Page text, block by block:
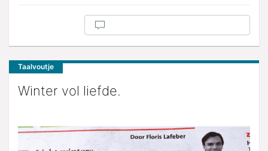
Taalvoutje
Winter vol liefde.